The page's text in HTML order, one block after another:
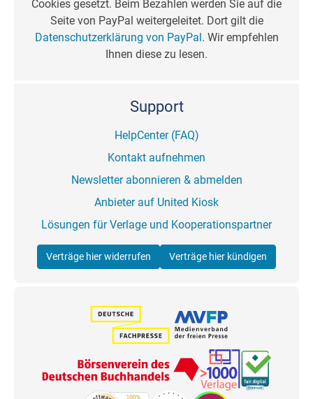
Cookies gesetzt. Beim Bezahlen werden Sie auf die
Seite von PayPal weitergeleitet. Dort gilt die
Datenschutzerklärung von PayPal. Wir empfehlen
Ihnen diese zu lesen.
Support
HelpCenter (FAQ)
Kontakt aufnehmen
Newsletter abonnieren & abmelden
Anbieter auf United Kiosk
Lösungen für Verlage und Kooperationspartner
Verträge hier widerrufen Verträge hier kündigen